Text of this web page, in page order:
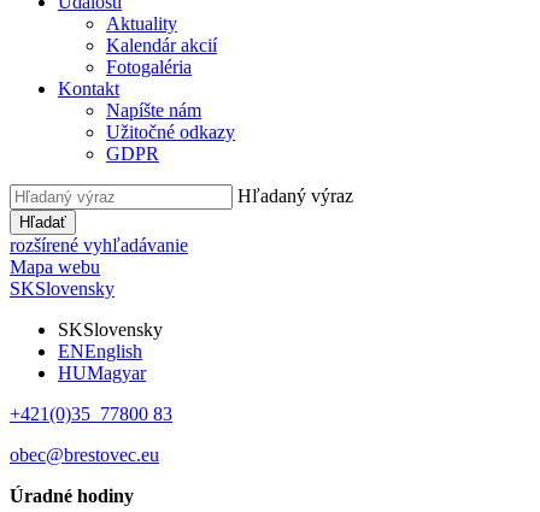
Aktuality
Kalendár akcií
Fotogaléria
Kontakt
Napíšte nám
Užitočné odkazy
GDPR
Hľadaný výraz
Hľadať
rozšírené vyhľadávanie
Mapa webu
SKSlovensky
SKSlovensky
ENEnglish
HUMagyar
+421(0)35 77800 83
obec@brestovec.eu
Úradné hodiny